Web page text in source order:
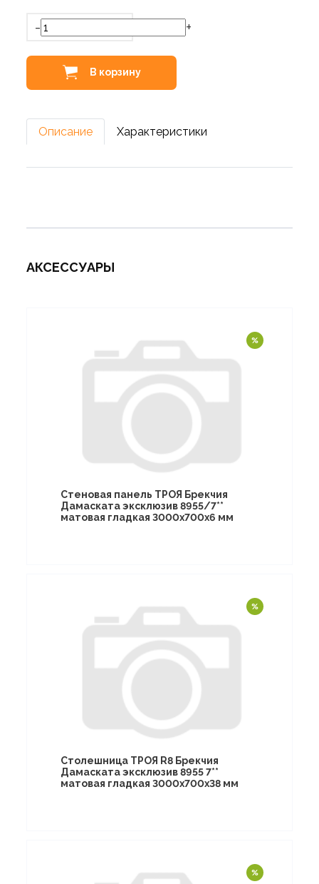
- +
В корзину
Описание Характеристики
АКСЕССУАРЫ
Стеновая панель ТРОЯ Брекчия
Дамаската эксклюзив 8955/7**
матовая гладкая 3000х700х6 мм
Столешница ТРОЯ R8 Брекчия
Дамаската эксклюзив 8955 7**
матовая гладкая 3000х700х38 мм